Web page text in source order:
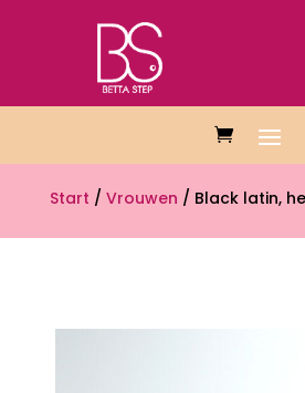
Start / Vrouwen / Black latin,